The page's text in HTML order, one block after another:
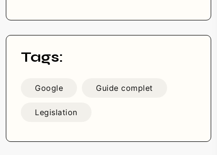
Tags:
Google Guide complet
Legislation